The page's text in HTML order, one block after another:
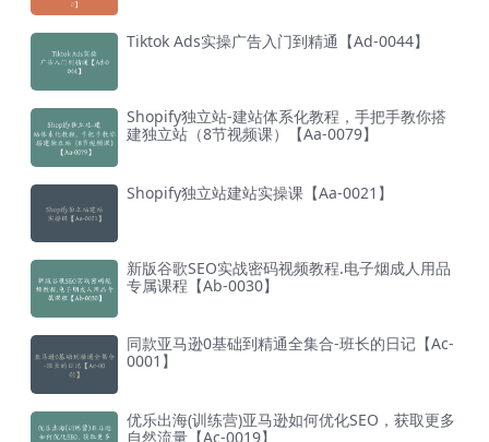
Tiktok Ads实操广告入门到精通【Ad-0044】
Shopify独立站-建站体系化教程，手把手教你搭
建独立站（8节视频课）【Aa-0079】
Shopify独立站建站实操课【Aa-0021】
新版谷歌SEO实战密码视频教程.电子烟成人用品
专属课程【Ab-0030】
同款亚马逊0基础到精通全集合-班长的日记【Ac-
0001】
优乐出海(训练营)亚马逊如何优化SEO，获取更多
自然流量【Ac-0019】